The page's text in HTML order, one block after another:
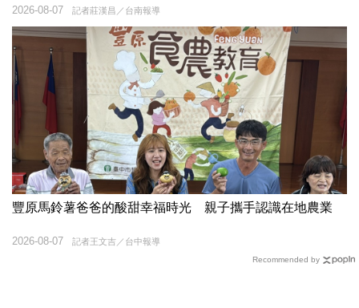
記者莊漢昌／台南報導
2026-08-07
豐原馬鈴薯爸爸的酸甜幸福時光 親子攜手認識在地農業
記者王文吉／台中報導
2026-08-07
Recommended by